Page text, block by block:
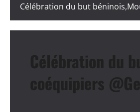
Célébration du but
Célébration du
coéquipiers